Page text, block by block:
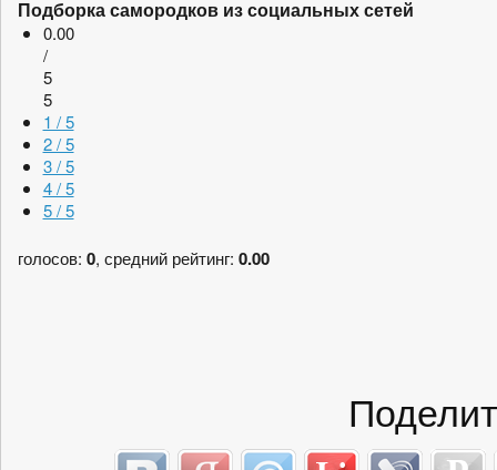
Подборка самородков из социальных сетей
0.00
/
5
5
1 / 5
2 / 5
3 / 5
4 / 5
5 / 5
голосов: 0, средний рейтинг: 0.00